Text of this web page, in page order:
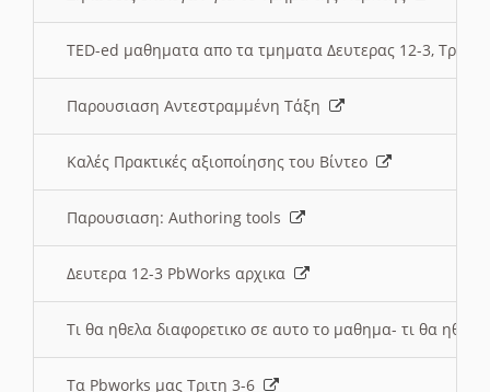
TED-ed μαθηματα απο τα τμηματα Δευτερας 12-3,
Παρουσιαση Αντεστραμμένη Τάξη
Καλές Πρακτικές αξιοποίησης του Βίντεο
Παρουσιαση: Authoring tools
Δευτερα 12-3 PbWorks αρχικα
Τι θα ηθελα διαφορετικο σε αυτο το μαθημα- τι θα
Τα Pbworks μας Τριτη 3-6